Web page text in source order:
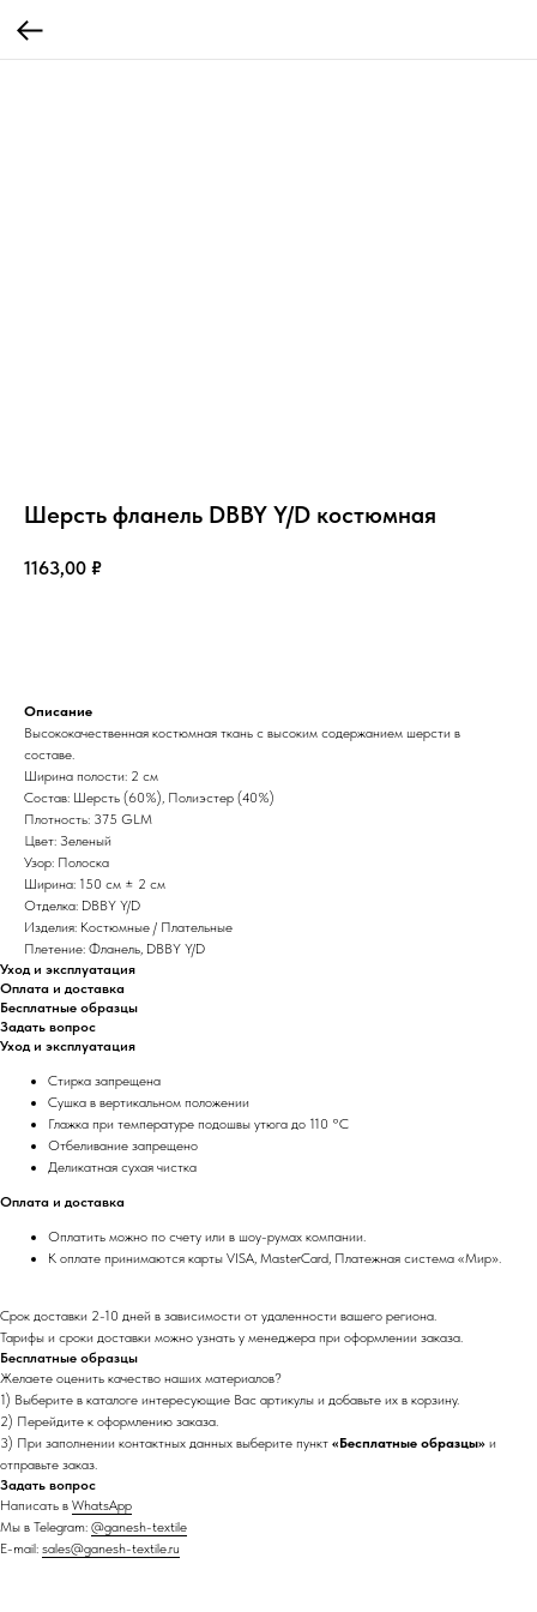
Шерсть фланель DBBY Y/D костюмная
1163,00 ₽
Описание
Высококачественная костюмная ткань с высоким содержанием шерсти в
составе.
Ширина полости: 2 см
Состав: Шерсть (60%), Полиэстер (40%)
Плотность: 375 GLM
Цвет: Зеленый
Узор: Полоска
Ширина: 150 см ± 2 см
Отделка: DBBY Y/D
Изделия: Костюмные / Плательные
Плетение: Фланель, DBBY Y/D
Уход и эксплуатация
Оплата и доставка
Бесплатные образцы
Задать вопрос
Уход и эксплуатация
Стирка запрещена
Сушка в вертикальном положении
Глажка при температуре подошвы утюга до 110 °C
Отбеливание запрещено
Деликатная сухая чистка
Оплата и доставка
Оплатить можно по счету или в шоу-румах компании.
К оплате принимаются карты VISA, MasterCard, Платежная система «Мир».
Срок доставки 2-10 дней в зависимости от удаленности вашего региона.
Тарифы и сроки доставки можно узнать у менеджера при оформлении заказа.
Бесплатные образцы
Желаете оценить качество наших материалов?
1) Выберите в каталоге интересующие Вас артикулы и добавьте их в корзину.
2) Перейдите к оформлению заказа.
3) При заполнении контактных данных выберите пункт «Бесплатные образцы» и
отправьте заказ.
Задать вопрос
Написать в WhatsApp
Мы в Telegram: @ganesh-textile
E-mail: sales@ganesh-textile.ru